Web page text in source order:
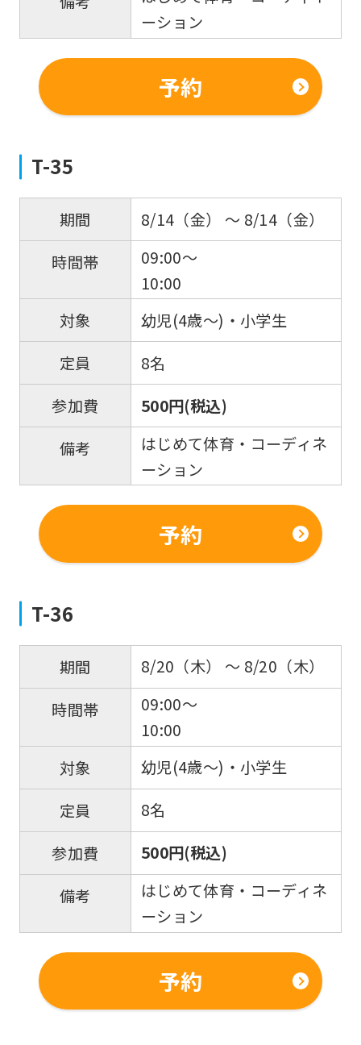
ーション
予約
T-35
期間
8/14（金） 〜 8/14（金）
時間帯
09:00～
10:00
対象
幼児(4歳～)・小学生
定員
8名
参加費
500円(税込)
備考
はじめて体育・コーディネ
ーション
予約
T-36
期間
8/20（木） 〜 8/20（木）
時間帯
09:00～
10:00
対象
幼児(4歳～)・小学生
定員
8名
参加費
500円(税込)
備考
はじめて体育・コーディネ
ーション
予約
version
of
this
mechanically,
so
it
not
be
accurate
translation.
The
translation
differ
from
We
ask
that
fully
understand
before
using
the
service.
Automatic